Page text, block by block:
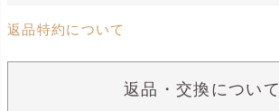
返品特約について
返品・交換について